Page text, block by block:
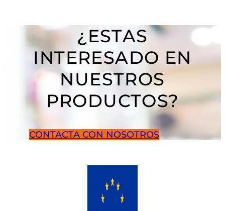
¿ESTAS
INTERESADO EN
NUESTROS
PRODUCTOS?
CONTACTA CON NOSOTROS